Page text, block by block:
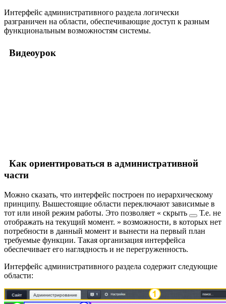
Интерфейс административного раздела логически
разграничен на области, обеспечивающие доступ к разным
функциональным возможностям системы.
Видеоурок
Как ориентироваться в административной
части
Можно сказать, что интерфейс построен по иерархическому
принципу. Вышестоящие области переключают зависимые в
тот или иной режим работы. Это позволяет
скрыть
Т.е. не
отображать на текущий момент.
возможности, в которых нет
потребности в данный момент и вынести на первый план
требуемые функции. Такая организация интерфейса
обеспечивает его наглядность и не перегруженность.
Интерфейс административного раздела содержит следующие
области: